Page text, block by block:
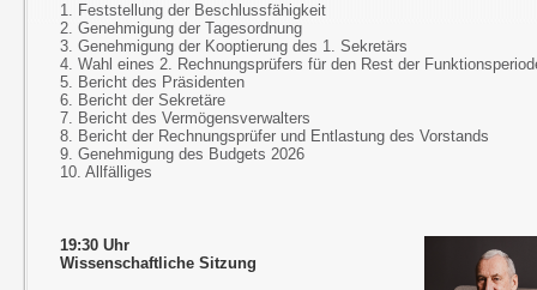
1. Feststellung der Beschlussfähigkeit
2. Genehmigung der Tagesordnung
3. Genehmigung der Kooptierung des 1. Sekretärs
4. Wahl eines 2. Rechnungsprüfers für den Rest der
5. Bericht des Präsidenten
6. Bericht der Sekretäre
7. Bericht des Vermögensverwalters
8. Bericht der Rechnungsprüfer und Entlastung des Vorstands
9. Genehmigung des Budgets 2026
10. Allfälliges
19:30 Uhr
Wissenschaftliche Sitzung